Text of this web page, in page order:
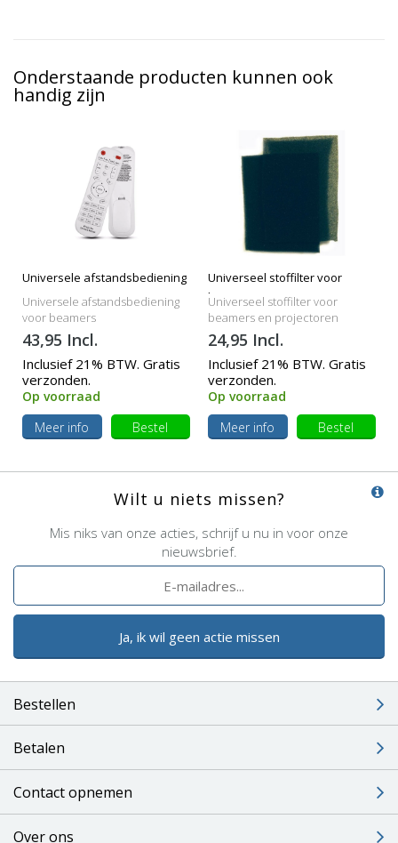
Onderstaande producten kunnen ook
handig zijn
Universele afstandsbediening
Universele afstandsbediening
voor beamers
43,95 Incl.
Inclusief 21% BTW. Gratis
verzonden.
Op voorraad
Meer info
Bestel
Universeel stoffilter voor
beamers
Universeel stoffilter voor
beamers en projectoren
24,95 Incl.
Inclusief 21% BTW. Gratis
verzonden.
Op voorraad
Meer info
Bestel
Wilt u niets missen?
Mis niks van onze acties, schrijf u nu in voor onze
nieuwsbrief.
Ja, ik wil geen actie missen
Bestellen
Betalen
Contact opnemen
Over ons